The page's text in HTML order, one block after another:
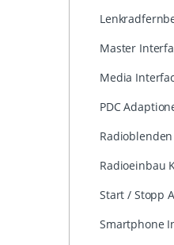
Master
Media
PDC
Radioblenden
Radioeinbau
Start / Stopp
Smartphone